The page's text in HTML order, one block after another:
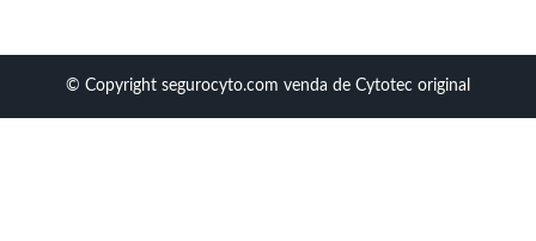
© Copyright segurocyto.com venda de Cytotec original